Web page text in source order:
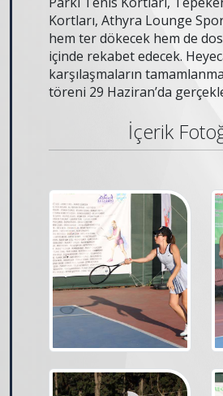
Kortları, Athyra Lounge
hem ter dökecek hem de
içinde rekabet edecek.
karşılaşmaların
töreni 29 Haziran’da
İçerik